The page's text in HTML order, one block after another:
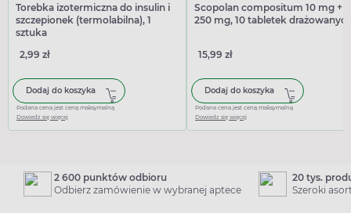
Torebka izotermiczna do insulin i
szczepionek (termolabilna), 1
sztuka
2,99 zł
Dodaj do koszyka
Podana cena jest ceną maksymalną
Dowiedz się więcej
Scopolan compositum 10 mg +
250 mg, 10 tabletek
15,99 zł
Dodaj do koszyka
Podana cena jest ceną maksymalną
Dowiedz się więcej
2 600 punktów odbioru
Odbierz zamówienie w wybranej aptece
20 tys.
Szeroki